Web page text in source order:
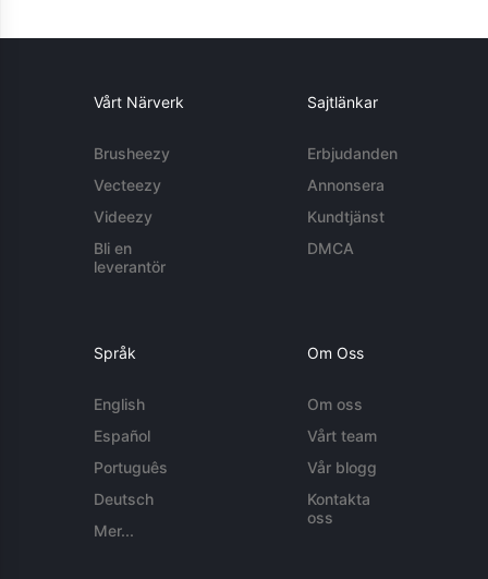
Vårt Närverk
Brusheezy
Vecteezy
Videezy
Bli en
leverantör
Sajtlänkar
Erbjudanden
Annonsera
Kundtjänst
DMCA
Språk
English
Español
Português
Deutsch
Mer...
Om Oss
Om oss
Vårt team
Vår blogg
Kontakta
oss